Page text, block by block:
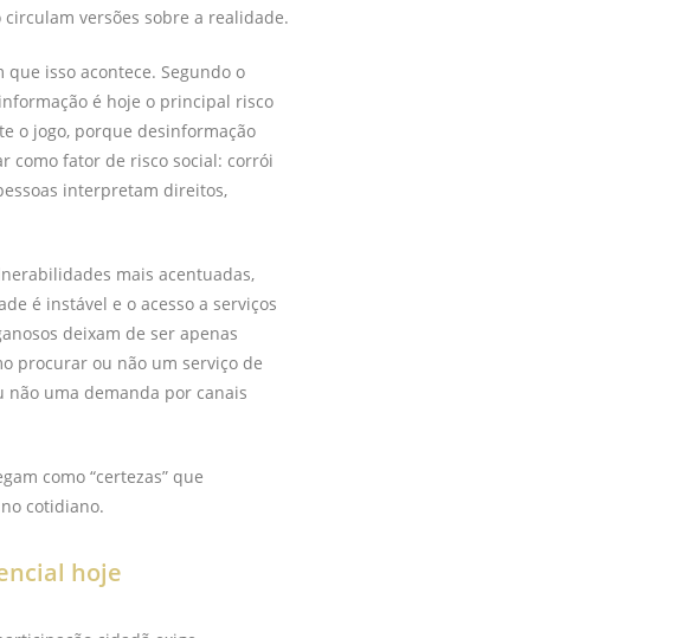
versões sobre a realidade.
isso acontece. Segundo o
é hoje o principal risco
o jogo, porque desinformação
como fator de risco social: corrói
interpretam direitos,
mais acentuadas,
é instável e o acesso a serviços
deixam de ser apenas
procurar ou não um serviço de
não uma demanda por canais
como “certezas” que
cotidiano.
hoje